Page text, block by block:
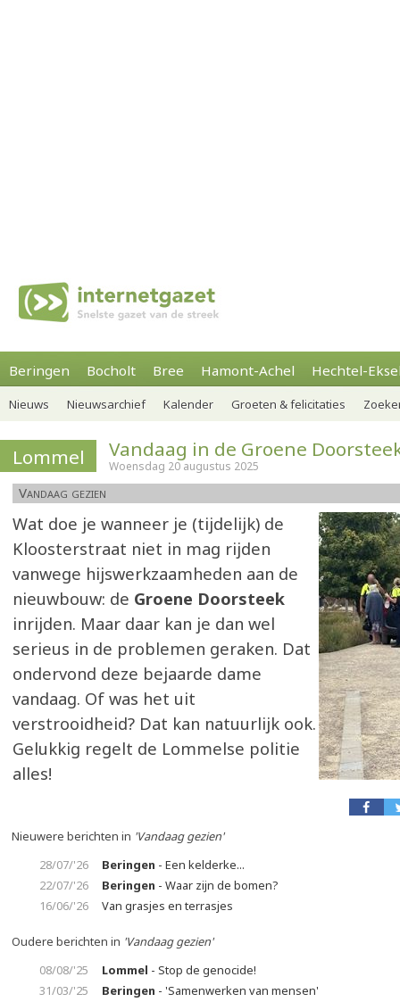
Beringen Bocholt Bree Hamont-Achel Hechtel-
Nieuws Nieuwsarchief Kalender Groeten & felicitaties
Lommel Vandaag in de Groene
Woensdag 20 augustus 2025
Vandaag gezien
Wat doe je wanneer je (tijdelijk) de
Kloosterstraat niet in mag rijden
vanwege hijswerkzaamheden aan de
nieuwbouw: de Groene Doorsteek
inrijden. Maar daar kan je dan wel
serieus in de problemen geraken. Dat
ondervond deze bejaarde dame
vandaag. Of was het uit
verstrooidheid? Dat kan natuurlijk ook.
Gelukkig regelt de Lommelse politie
alles!
Nieuwere berichten in 'Vandaag gezien'
28/07/'26
Beringen - Een kelderke...
22/07/'26
Beringen - Waar zijn de bomen?
16/06/'26
Van grasjes en terrasjes
Oudere berichten in 'Vandaag gezien'
08/08/'25
Lommel - Stop de genocide!
31/03/'25
Beringen - 'Samenwerken van mensen'